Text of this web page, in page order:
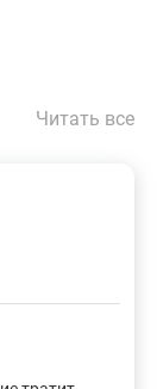
мощные
и
в нашем
обратной
Читать все